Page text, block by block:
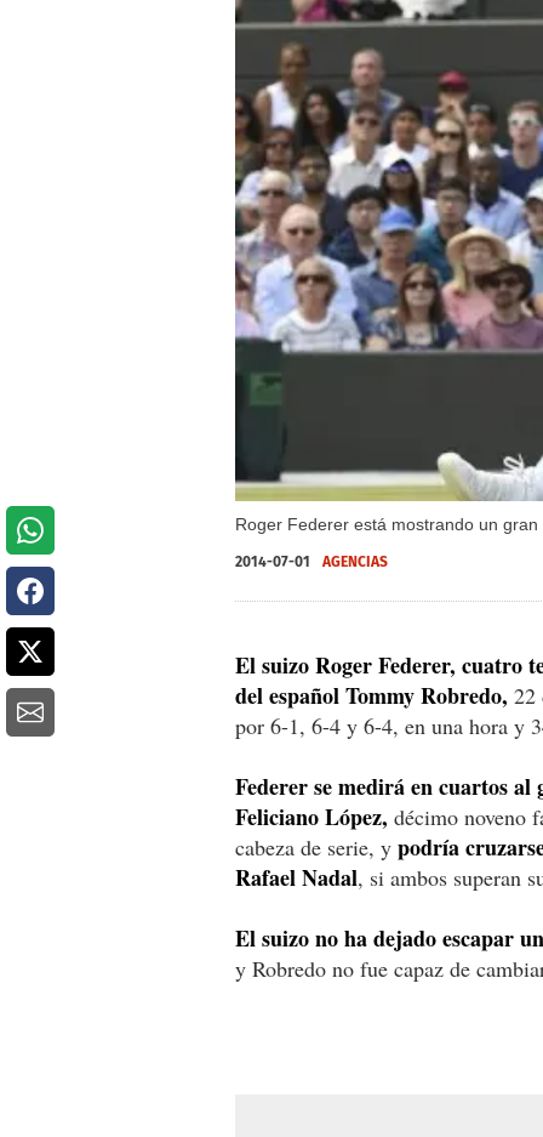
Roger Federer está mostrando un
2014-07-01 AGENCIAS
El suizo Roger Federer, cuatro
del español Tommy Robredo, 22
por 6-1, 6-4 y 6-4, en una hora y
Federer se medirá en cuartos
Feliciano López, décimo noveno
cabeza de serie, y podría
Rafael Nadal, si ambos superan
El suizo no ha dejado escapar
y Robredo no fue capaz de